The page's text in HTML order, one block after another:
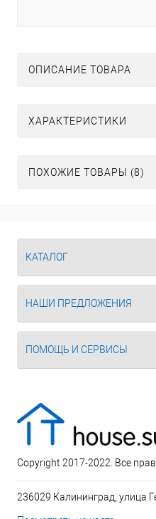
ОПИСАНИЕ ТОВАРА
ХАРАКТЕРИСТИКИ
ПОХОЖИЕ ТОВАРЫ (8)
КАТАЛОГ
НАШИ ПРЕДЛОЖЕНИЯ
ПОМОЩЬ И СЕРВИСЫ
Copyright 2017-2022. Все
236029 Калининград, улица